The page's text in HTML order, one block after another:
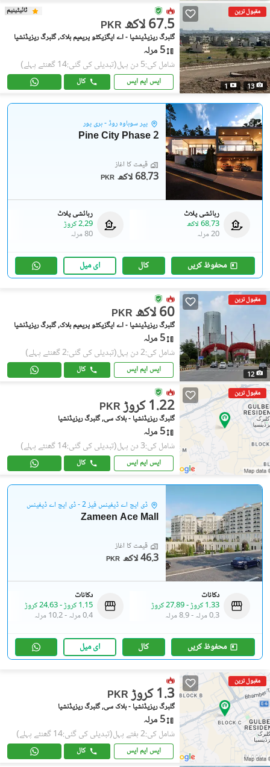
مقبول ترین
13
1
ٹائیٹینیم
PKR 67.5 لاکھ
گلبرگ ریزیڈینشیا - اے ایگزیکٹو پریمیم بلاک, گلبرگ ریزیڈنشیا
5 مرلہ
شامل کی:5 دن پہل (تبدیلی کی گئی:14 گھنٹے پہلے)
ایس ایم ایس کال
پیر سوہاوہ روڈ - ہری پور
Pine City Phase 2
قیمت کا آغاز
PKR 68.73 لاکھ
رہائشی پلاٹ
68.73 لاکھ
20 مرلہ
رہائشی پلاٹ
2.29 کروڑ
80 مرلہ
محفوظ کریں کال ای میل
مقبول ترین
12
PKR 60 لاکھ
گلبرگ ریزیڈینشیا - اے ایگزیکٹو پریمیم بلاک, گلبرگ ریزیڈنشیا
5 مرلہ
شامل کی:2 دن پہل (تبدیلی کی گئی:2 گھنٹے پہلے)
ایس ایم ایس کال
مقبول ترین
PKR 1.22 کروڑ
گلبرگ ریزیڈنشیا - بلاک سی, گلبرگ ریزیڈنشیا
5 مرلہ
شامل کی:3 دن پہل (تبدیلی کی گئی:14 گھنٹے پہلے)
ایس ایم ایس کال
ڈی ایچ اے ڈیفینس فیز 2 - ڈی ایچ اے ڈیفینس
Zameen Ace Mall
قیمت کا آغاز
PKR 46.3 لاکھ
دکانات
1.33 کروڑ
-27.89 کروڑ
0.3 مرلہ
-8.9 مرلہ
دکانات
1.15 کروڑ
-24.63 کروڑ
0.4 مرلہ
-10.2 مرلہ
محفوظ کریں کال ای میل
مقبول ترین
PKR 1.3 کروڑ
گلبرگ ریزیڈنشیا - بلاک سی, گلبرگ ریزیڈنشیا
5 مرلہ
شامل کی:2 ہفتے پہل (تبدیلی کی گئی:14 گھنٹے پہلے)
ایس ایم ایس کال